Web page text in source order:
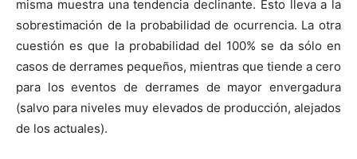
misma muestra una tendencia declinante. Esto lleva a la
sobrestimación de la probabilidad de ocurrencia. La otra
cuestión es que la probabilidad del 100% se da sólo en
casos de derrames pequeños, mientras que tiende a cero
para los eventos de derrames de mayor envergadura
(salvo para niveles muy elevados de producción, alejados
de los actuales).